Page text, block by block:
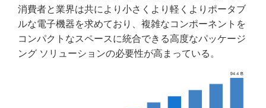
消費者と業界は共により小さくより軽くよりポータブ
ルな電子機器を求めており、複雑なコンポーネントを
コンパクトなスペースに統合できる高度なパッケージ
ング ソリューションの必要性が高まっている。